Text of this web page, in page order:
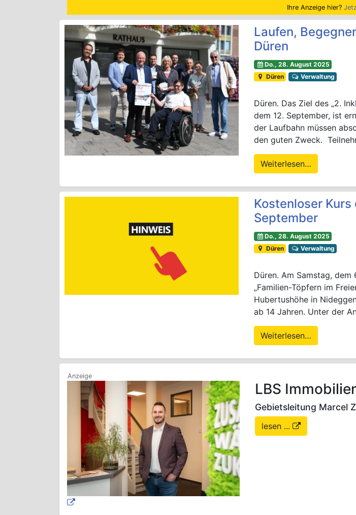
Ihre Anzeige hier?
Laufen,
Düren
Do., 28. August 2025
Düren
Verwaltung
Düren. Das Ziel des „2.
dem 12. September, ist
der Laufbahn müssen
den guten Zweck.
Weiterlesen…
Kostenloser
September
Do., 28. August 2025
Düren
Verwaltung
Düren. Am Samstag,
„Familien-Töpfern im
Hubertushöhe in
ab 14 Jahren. Unter der
Weiterlesen…
LBS
Gebietsleitung Marcel
lesen ...